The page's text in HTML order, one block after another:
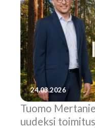
Tuomo
uudeksi
24.03.2026